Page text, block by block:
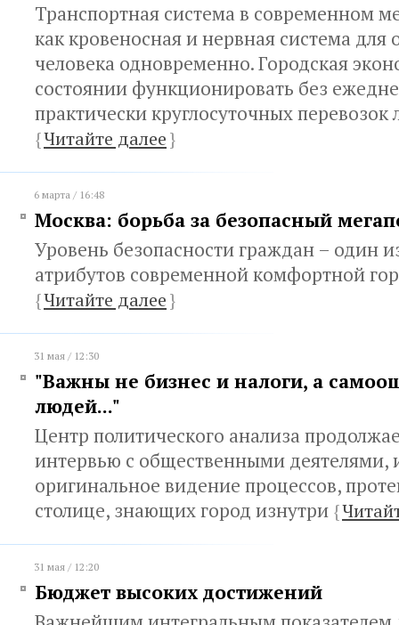
Транспортная система в современном
как кровеносная и нервная система для
человека одновременно. Городская
состоянии функционировать без
практически круглосуточных перевозок
{Читайте далее}
6 марта / 16:48
Москва: борьба за безопасный
Уровень безопасности граждан – один
атрибутов современной комфортной
{Читайте далее}
31 мая / 12:30
"Важны не бизнес и налоги, а
людей..."
Центр политического анализа
интервью с общественными
оригинальное видение процессов,
столице, знающих город изнутри {
31 мая / 12:20
Бюджет высоких достижений